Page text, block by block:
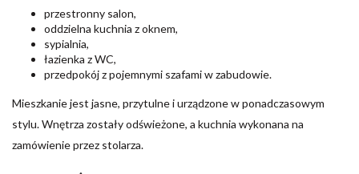
przestronny salon,
oddzielna kuchnia z oknem,
sypialnia,
łazienka z WC,
przedpokój z pojemnymi szafami w zabudowie.
Mieszkanie jest jasne, przytulne i urządzone w ponadczasowym
stylu. Wnętrza zostały odświeżone, a kuchnia wykonana na
zamówienie przez stolarza.